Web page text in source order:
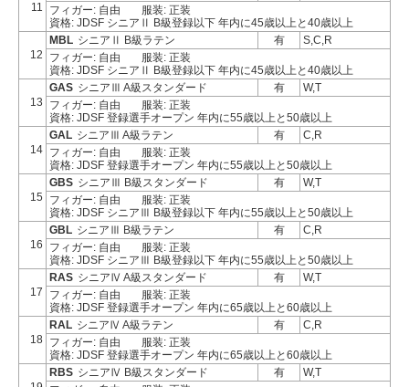
11
フィガー: 自由
服装: 正装
資格: JDSF シニアⅡ B級登録以下 年内に45歳以上と40歳以上
12
MBL シニアⅡ B級ラテン 有
S,C,R
フィガー: 自由
服装: 正装
資格: JDSF シニアⅡ B級登録以下 年内に45歳以上と40歳以上
13
GAS シニアⅢ A級スタンダード 有
W,T
フィガー: 自由
服装: 正装
資格: JDSF 登録選手オープン 年内に55歳以上と50歳以上
14
GAL シニアⅢ A級ラテン 有
C,R
フィガー: 自由
服装: 正装
資格: JDSF 登録選手オープン 年内に55歳以上と50歳以上
15
GBS シニアⅢ B級スタンダード 有
W,T
フィガー: 自由
服装: 正装
資格: JDSF シニアⅢ B級登録以下 年内に55歳以上と50歳以上
16
GBL シニアⅢ B級ラテン 有
C,R
フィガー: 自由
服装: 正装
資格: JDSF シニアⅢ B級登録以下 年内に55歳以上と50歳以上
17
RAS シニアⅣ A級スタンダード 有
W,T
フィガー: 自由
服装: 正装
資格: JDSF 登録選手オープン 年内に65歳以上と60歳以上
18
RAL シニアⅣ A級ラテン 有
C,R
フィガー: 自由
服装: 正装
資格: JDSF 登録選手オープン 年内に65歳以上と60歳以上
RBS シニアⅣ B級スタンダード 有
W,T